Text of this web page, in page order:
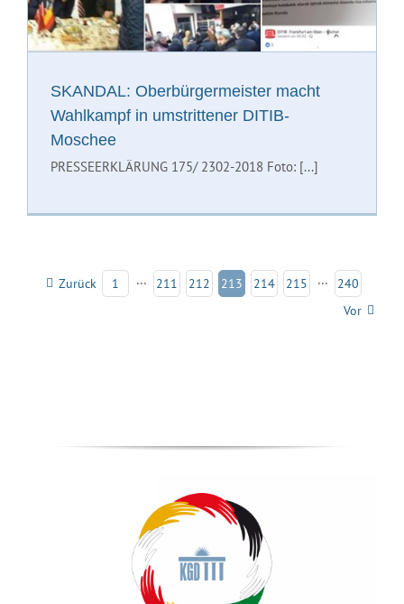
SKANDAL: Oberbürgermeister macht
Wahlkampf in umstrittener DITIB-
Moschee
PRESSEERKLÄRUNG 175/ 2302-2018 Foto: [...]
Zurück 1 ··· 211 212 213 214 215 ···
240
Vor